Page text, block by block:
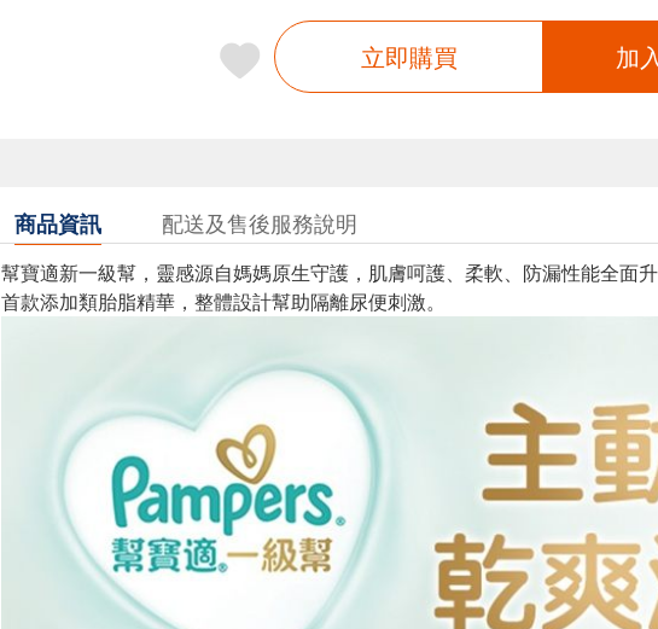
立即購買 加
商品資訊 配送及售後服務說明
幫寶適新一級幫，靈感源自媽媽原生守護，肌膚呵護、柔軟、防漏性能全面
首款添加類胎脂精華，整體設計幫助隔離尿便刺激。